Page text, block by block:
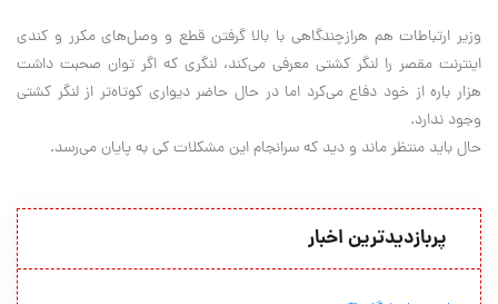
وزیر ارتباطات هم هر‌از‌چند‌گاهی با بالا گرفتن قطع و وصل‌های مکرر و کندی
اینترنت مقصر را لنگر کشتی معرفی می‌کند، لنگری که اگر توان صحبت داشت
هزار باره از خود دفاع می‌کرد اما در حال حاضر دیواری کوتاه‌تر از لنگر کشتی
وجود ندارد.
حال باید منتظر ماند و دید که سرانجام این مشکلات کی به پایان می‌رسد.
پربازدیدترین اخبار